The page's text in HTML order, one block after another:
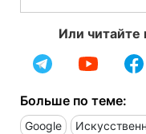
Или читайте
Больше по теме:
Google